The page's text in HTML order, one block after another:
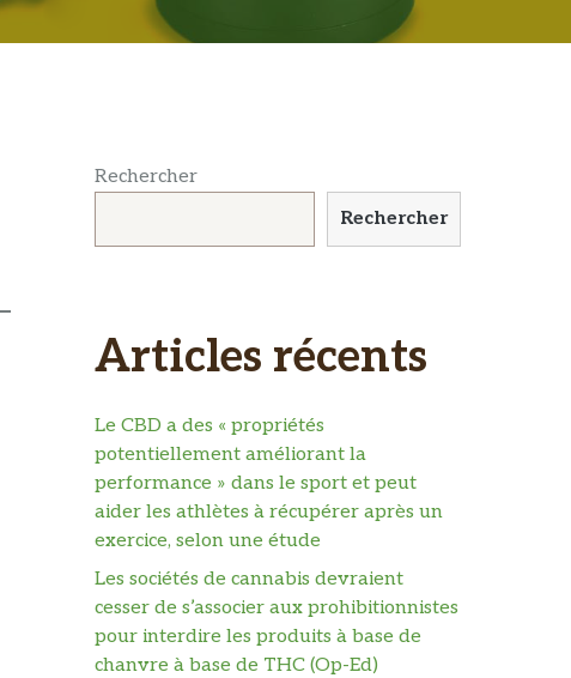
Rechercher
Rechercher
Articles récents
Le CBD a des « propriétés
potentiellement améliorant la
performance » dans le sport et peut
aider les athlètes à récupérer après un
exercice, selon une étude
Les sociétés de cannabis devraient
cesser de s’associer aux prohibitionnistes
pour interdire les produits à base de
chanvre à base de THC (Op-Ed)